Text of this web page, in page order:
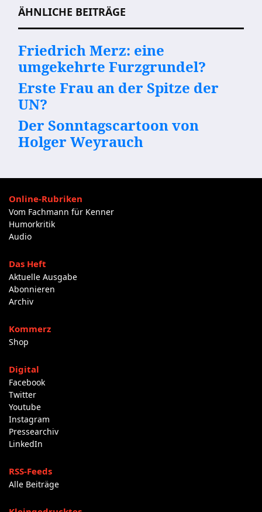
ÄHNLICHE BEITRÄGE
Friedrich Merz: eine
umgekehrte Furzgrundel?
Erste Frau an der Spitze der
UN?
Der Sonntagscartoon von
Holger Weyrauch
Online-Rubriken
Vom Fachmann für Kenner
Humorkritik
Audio
Das Heft
Aktuelle Ausgabe
Abonnieren
Archiv
Kommerz
Shop
Digital
Facebook
Twitter
Youtube
Instagram
Pressearchiv
LinkedIn
RSS-Feeds
Alle Beiträge